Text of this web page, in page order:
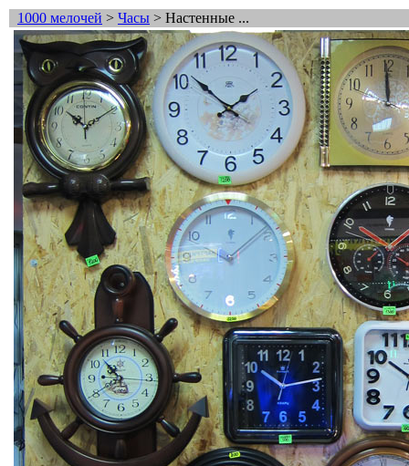
1000 мелочей > Часы > Настенные ...